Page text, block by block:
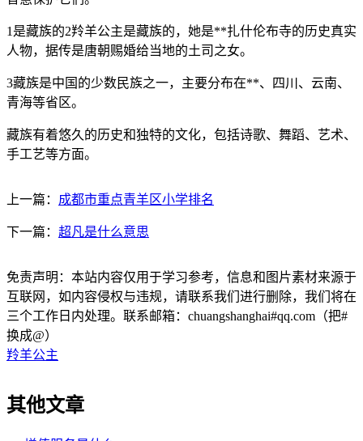
1是藏族的2羚羊公主是藏族的，她是**扎什伦布寺的历史真实
人物，据传是唐朝赐婚给当地的土司之女。
3藏族是中国的少数民族之一，主要分布在**、四川、云南、
青海等省区。
藏族有着悠久的历史和独特的文化，包括诗歌、舞蹈、艺术、
手工艺等方面。
上一篇： 成都市重点青羊区小学排名
下一篇： 超凡是什么意思
免责声明：本站内容仅用于学习参考，信息和图片素材来源于
互联网，如内容侵权与违规，请联系我们进行删除，我们将在
三个工作日内处理。联系邮箱：chuangshanghai#qq.com（把#
换成@）
羚羊公主
其他文章